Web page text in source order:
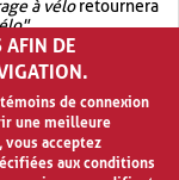
à véloretournera
.
OR.garage OR vélo
garage à vélo
AFIN DE
de connexion
une meilleure
vous acceptez
aux conditions